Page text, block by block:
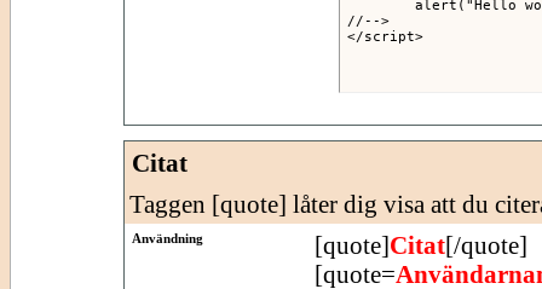
//-->
</script>
Citat
Taggen [quote] låter dig visa att du
Användning [quote]Citat[/quote]
[quote=